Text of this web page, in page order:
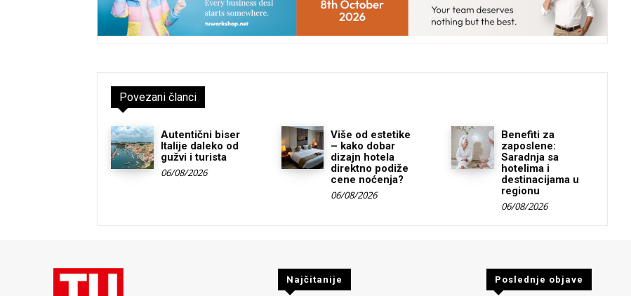
Povezani članci
Autentični biser
Italije daleko od
gužvi i turista
06/08/2026
Više od estetike
– kako dobar
dizajn hotela
direktno podiže
cene noćenja?
06/08/2026
Benefiti za
zaposlene:
Saradnja sa
hotelima i
destinacijama u
regionu
06/08/2026
Najčitanije Poslednje objave